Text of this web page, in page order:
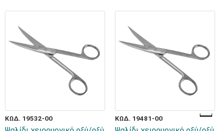
ΚΩΔ. 19532-00 ΚΩΔ. 19481-00